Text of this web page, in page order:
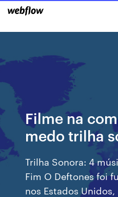
Filme na
medo trilha
Trilha Sonora: 4
Fim O Deftones foi
nos Estados Unidos,